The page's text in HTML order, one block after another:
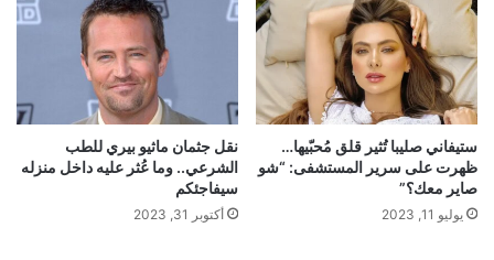
ستيفاني صليبا تُثير قلق مُحبّيها…
ظهرت على سرير المستشفى: “شو
صاير معك؟”
يوليو 11, 2023
نقل جثمان ماثيو بيري للطب
الشرعي.. وما عُثر عليه داخل منزله
سيفاجئكم
أكتوبر 31, 2023